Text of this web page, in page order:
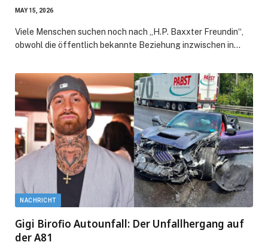
MAY 15, 2026
Viele Menschen suchen noch nach „H.P. Baxxter Freundin“,
obwohl die öffentlich bekannte Beziehung inzwischen in…
NACHRICHT
Gigi Birofio Autounfall: Der Unfallhergang auf
der A81